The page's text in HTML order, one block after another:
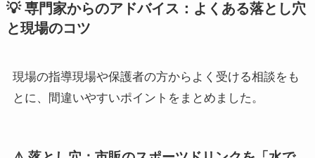
💡 専門家からのアドバイス：よくある落とし穴
と現場のコツ
現場の指導現場や保護者の方からよく受ける相談をも
とに、間違いやすいポイントをまとめました。